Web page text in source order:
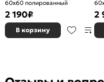
60х60 полированный
2 190₽
В корзину
2